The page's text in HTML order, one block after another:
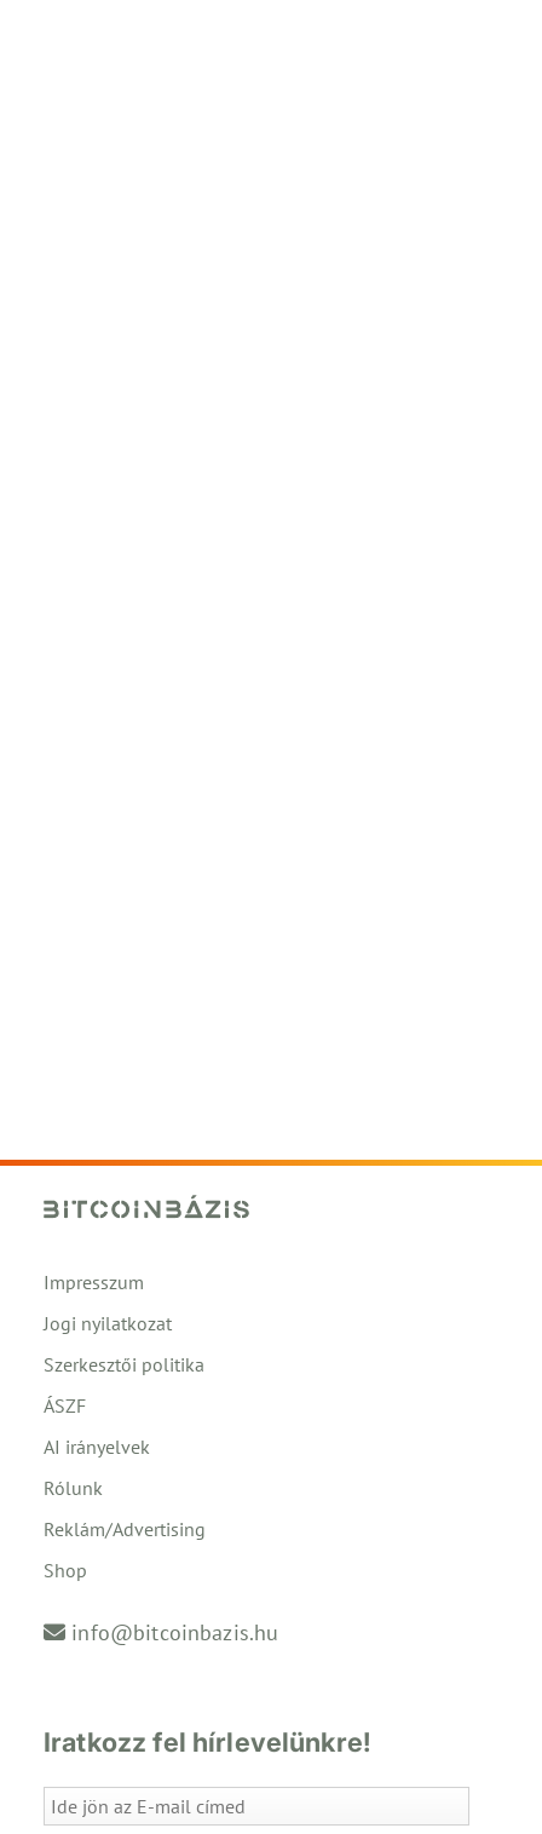
Impresszum
Jogi nyilatkozat
Szerkesztői politika
ÁSZF
AI irányelvek
Rólunk
Reklám/Advertising
Shop
info@bitcoinbazis.hu
Iratkozz fel hírlevelünkre!